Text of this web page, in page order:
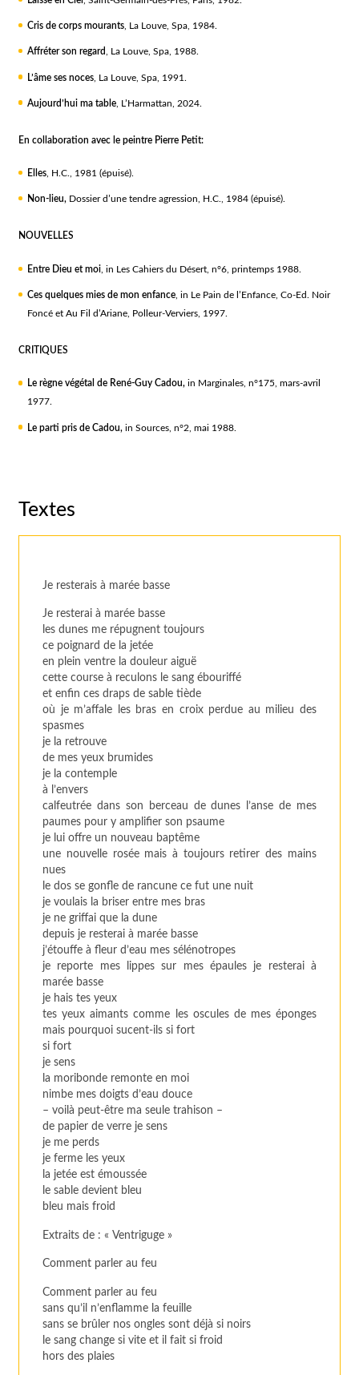
Cris de corps mourants, La Louve, Spa, 1984.
Affréter son regard , La Louve, Spa, 1988.
L’âme ses noces, La Louve, Spa, 1991.
Aujourd’hui ma table, L’Harmattan, 2024.
En collaboration avec le peintre Pierre Petit:
Elles, H.C., 1981 (épuisé).
Non-lieu, Dossier d’une tendre agression, H.C., 1984 (épuisé).
NOUVELLES
Entre Dieu et moi, in Les Cahiers du Désert, n°6, printemps 1988.
Ces quelques mies de mon enfance, in Le Pain de l’Enfance, Co-Ed. Noir
Foncé et Au Fil d’Ariane, Polleur-Verviers, 1997.
CRITIQUES
Le règne végétal de René-Guy Cadou, in Marginales, n°175, mars-avril
1977.
Le parti pris de Cadou, in Sources, n°2, mai 1988.
Textes
Je resterais à marée basse
Je resterai à marée basse
les dunes me répugnent toujours
ce poignard de la jetée
en plein ventre la douleur aiguë
cette course à reculons le sang ébouriffé
et enfin ces draps de sable tiède
où je m’affale les bras en croix perdue au milieu des
spasmes
je la retrouve
de mes yeux brumides
je la contemple
à l’envers
calfeutrée dans son berceau de dunes l’anse de mes
paumes pour y amplifier son psaume
je lui offre un nouveau baptême
une nouvelle rosée mais à toujours retirer des mains
nues
le dos se gonfle de rancune ce fut une nuit
je voulais la briser entre mes bras
je ne griffai que la dune
depuis je resterai à marée basse
j’étouffe à fleur d’eau mes sélénotropes
je reporte mes lippes sur mes épaules je resterai à
marée basse
je hais tes yeux
tes yeux aimants comme les oscules de mes éponges
mais pourquoi sucent-ils si fort
si fort
je sens
la moribonde remonte en moi
nimbe mes doigts d’eau douce
– voilà peut-être ma seule trahison –
de papier de verre je sens
je me perds
je ferme les yeux
la jetée est émoussée
le sable devient bleu
bleu mais froid
Extraits de : «Ventriguge »
Comment parler au feu
Comment parler au feu
sans qu’il n’enflamme la feuille
sans se brûler nos ongles sont déjà si noirs
le sang change si vite et il fait si froid
hors des plaies